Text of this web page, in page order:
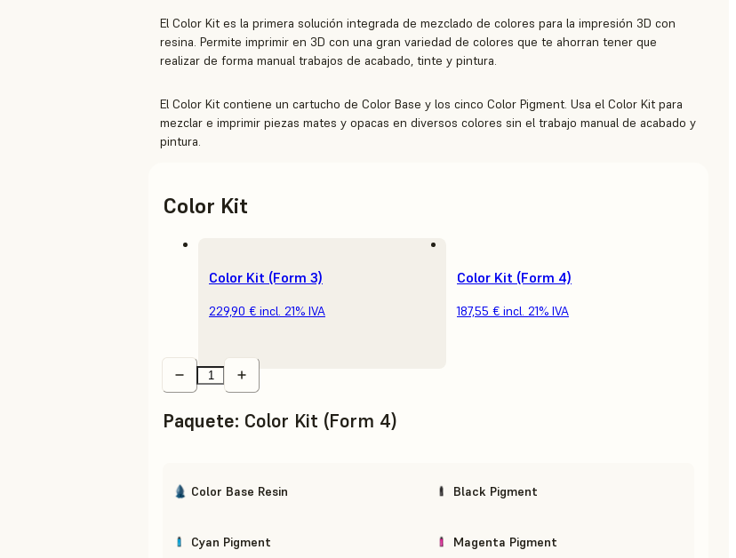
El Color Kit es la primera solución integrada de mezclado de colores para la impresión 3D con
resina. Permite imprimir en 3D con una gran variedad de colores que te ahorran tener que
realizar de forma manual trabajos de acabado, tinte y pintura.
El Color Kit contiene un cartucho de Color Base y los cinco Color Pigment. Usa el Color Kit para
mezclar e imprimir piezas mates y opacas en diversos colores sin el trabajo manual de acabado y
pintura.
Color Kit
Color Kit (Form 3)
229,90 € incl. 21% IVA
Color Kit (Form 4)
187,55 € incl. 21% IVA
Paquete: Color Kit (Form 4)
Color Base Resin Black Pigment
Cyan Pigment Magenta Pigment